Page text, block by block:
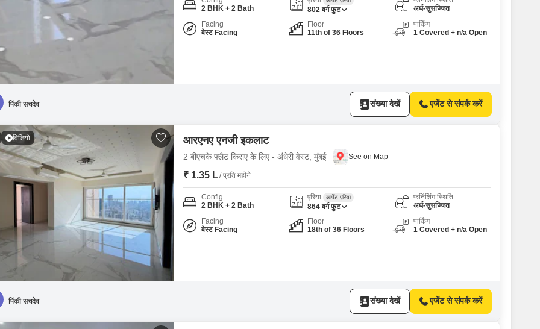
2 BHK + 2 Bath
802 वर्ग फुट
अर्ध-सुसज्जित
Facing
वेस्ट Facing
Floor
11th of 36 Floors
पार्किंग
1 Covered + n/a Open
पिंकी सचदेव संख्या देखें एजेंट से संपर्क करें
विडियो आरएनए एनजी इकलाट
2 बीएचके फ्लैट किराए के लिए - अंधेरी वेस्ट, मुंबई
₹ 1.35 L/ प्रति महीने
Config
2 BHK + 2 Bath
एरिया कार्पेट एरिया
864 वर्ग फुट
फर्निशिंग स्थिति
अर्ध-सुसज्जित
Facing
वेस्ट Facing
Floor
18th of 36 Floors
पार्किंग
1 Covered + n/a Open
पिंकी सचदेव संख्या देखें एजेंट से संपर्क करें